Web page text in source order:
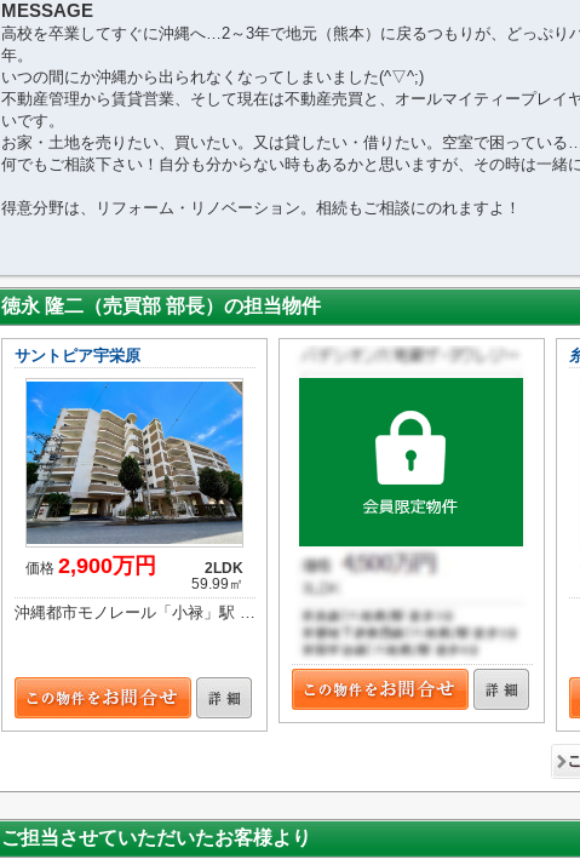
MESSAGE
高校を卒業してすぐに沖縄へ…2～3年で地元（熊本）に戻るつもりが、どっぷり
年。
いつの間にか沖縄から出られなくなってしまいました(^▽^;)
不動産管理から賃貸営業、そして現在は不動産売買と、オールマイティープレイ
いです。
お家・土地を売りたい、買いたい。又は貸したい・借りたい。空室で困ってい
何でもご相談下さい！自分も分からない時もあるかと思いますが、その時は一緒
得意分野は、リフォーム・リノベーション。相続もご相談にのれますよ！
徳永 隆二（売買部 部長）の担当物件
サントピア宇栄原
価格 2,900万円
2LDK
59.99㎡
沖縄都市モノレール「小禄」駅 徒歩18分
ご担当させていただいたお客様より